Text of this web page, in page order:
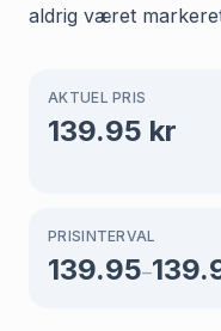
aldrig været
AKTUEL PRIS
139.95 kr
PRISINTERVAL
139.95–